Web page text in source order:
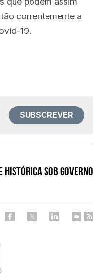
correntemente a
19.
SUBSCREVER
histórica sob governo